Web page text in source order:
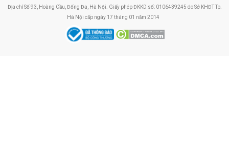
Địa chỉ Số 93, Hoàng Cầu, Đống Đa, Hà Nội. Giấy phép ĐKKD số: 0106439245 do Sở KHĐT Tp.
Hà Nội cấp ngày 17 tháng 01 năm 2014